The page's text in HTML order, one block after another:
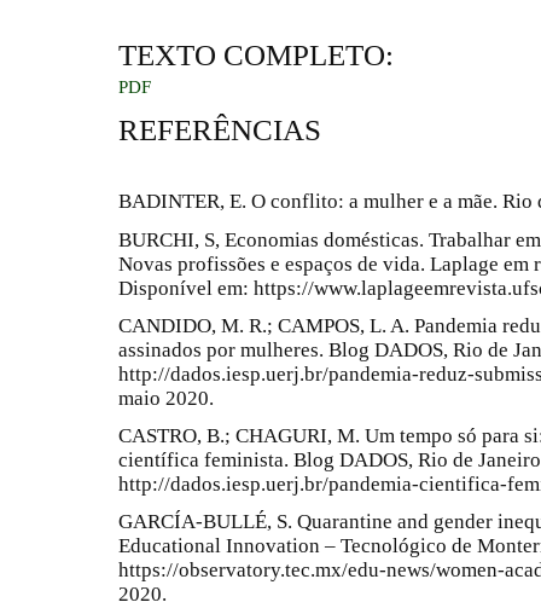
TEXTO COMPLETO:
PDF
REFERÊNCIAS
BADINTER, E. O conflito: a mulher e a mãe. Rio
BURCHI, S, Economias domésticas. Trabalhar
Novas profissões e espaços de vida. Laplage
Disponível em: https://
CANDIDO, M. R.; CAMPOS, L. A. Pandemia
assinados por mulheres. Blog DADOS, Rio de
http://dados.iesp.uerj.br/pandemia-reduz-
maio 2020.
CASTRO, B.; CHAGURI, M. Um tempo só para
científica feminista. Blog DADOS, Rio de
http://dados.iesp.uerj.br/pandemia-cientifica-
GARCÍA-BULLÉ, S. Quarantine and gender
Educational Innovation – Tecnológico de
https://observatory.tec.mx/edu-news/women-
2020.